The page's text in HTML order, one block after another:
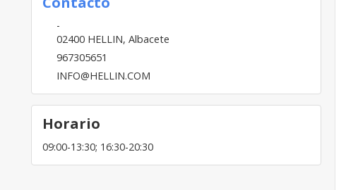
-
02400 HELLIN, Albacete
967305651
INFO@HELLIN.COM
Horario
09:00-13:30; 16:30-20:30